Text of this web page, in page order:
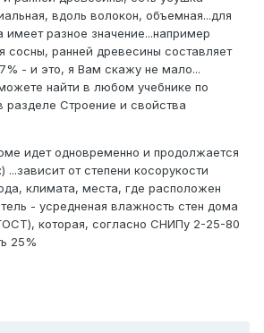
вдоль волокон, объемная...для
имеет разное значение...например
сосны, ранней древесины составляет
- и это, я Вам скажу не мало...
найти в любом учебнике по
Строение и свойства
идет одновременно и продолжается
...зависит от степени косорукости
климата, места, где расположен
- усредненая влажность стен дома
которая, согласно СНИПу 2-25-80
25%